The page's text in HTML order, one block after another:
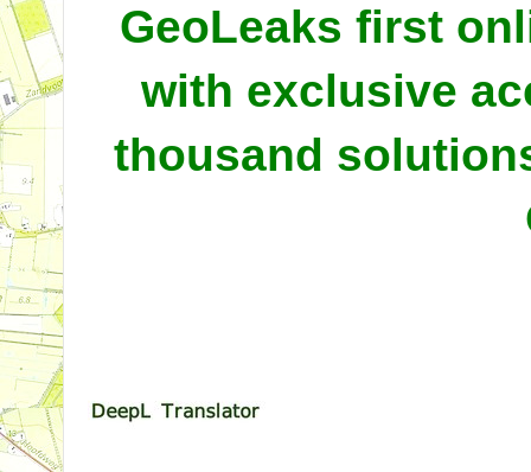
GeoLeaks first
with exclusive
thousand